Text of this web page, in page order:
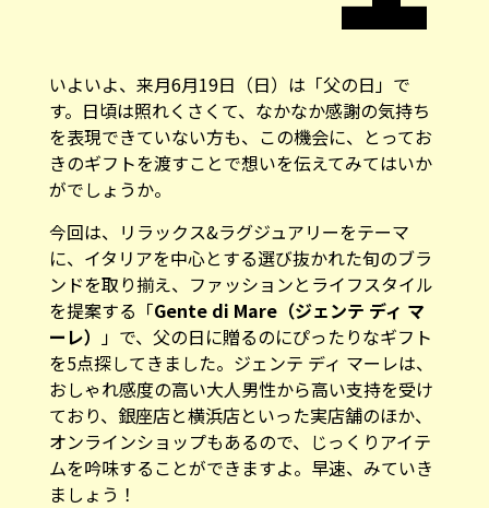
いよいよ、来月6月19日（日）は「父の日」で
す。日頃は照れくさくて、なかなか感謝の気持ち
を表現できていない方も、この機会に、とってお
きのギフトを渡すことで想いを伝えてみてはいか
がでしょうか。
今回は、リラックス&ラグジュアリーをテーマ
に、イタリアを中心とする選び抜かれた旬のブラ
ンドを取り揃え、ファッションとライフスタイル
を提案する「Gente di Mare（ジェンテ ディ マ
ーレ）
」で、父の日に贈るのにぴったりなギフト
を5点探してきました。ジェンテ ディ マーレは、
おしゃれ感度の高い大人男性から高い支持を受け
ており、銀座店と横浜店といった実店舗のほか、
オンラインショップもあるので、じっくりアイテ
ムを吟味することができますよ。早速、みていき
ましょう！